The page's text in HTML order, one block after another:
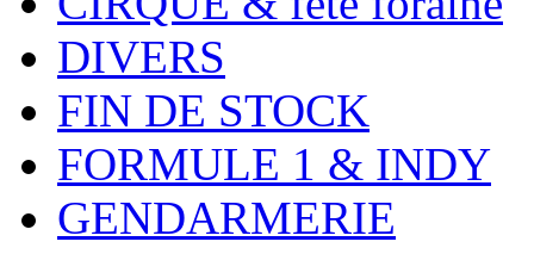
DIVERS
FIN DE STOCK
FORMULE 1 & INDY
GENDARMERIE